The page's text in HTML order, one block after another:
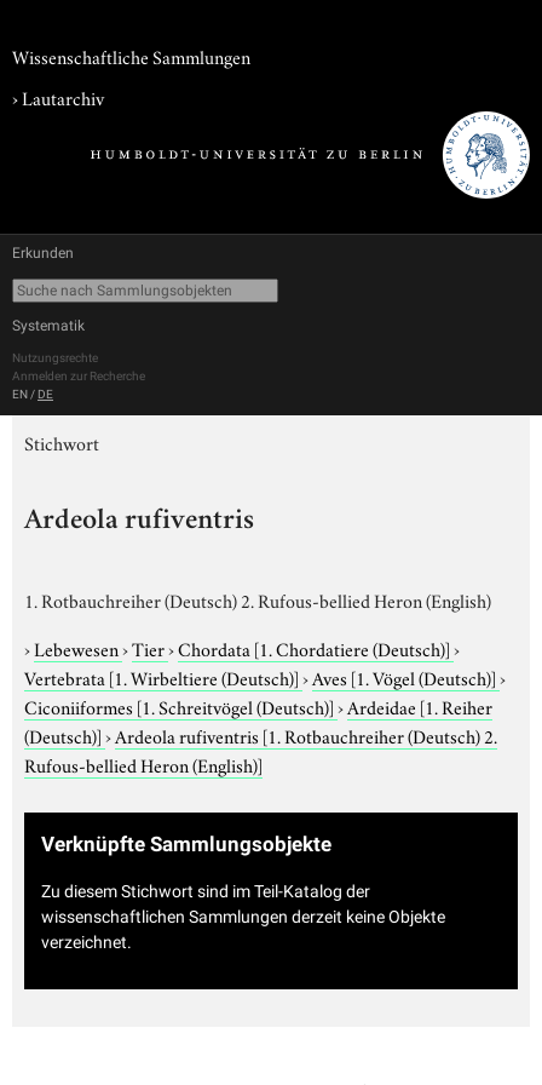
Wissenschaftliche Sammlungen
›Lautarchiv
Erkunden
Systematik
Nutzungsrechte
Anmelden zur Recherche
EN / DE
Stichwort
Ardeola rufiventris
1. Rotbauchreiher (Deutsch) 2. Rufous-bellied Heron (English)
›Lebewesen›Tier›Chordata [1. Chordatiere (Deutsch)]›
Vertebrata [1. Wirbeltiere (Deutsch)]›Aves [1. Vögel (Deutsch)]›
Ciconiiformes [1. Schreitvögel (Deutsch)]›Ardeidae [1. Reiher
(Deutsch)]›Ardeola rufiventris [1. Rotbauchreiher (Deutsch) 2.
Rufous-bellied Heron (English)]
Verknüpfte Sammlungsobjekte
Zu diesem Stichwort sind im Teil-Katalog der
wissenschaftlichen Sammlungen derzeit keine Objekte
verzeichnet.